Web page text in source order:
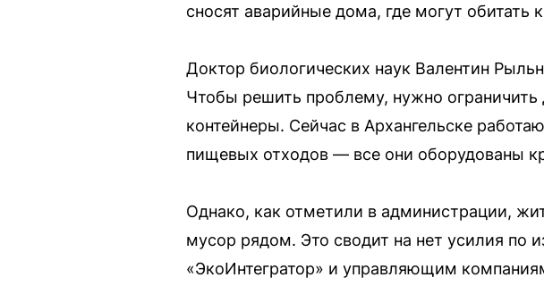
сносят аварийные дома, где могут обитать
Доктор биологических наук Валентин
Чтобы решить проблему, нужно
контейнеры. Сейчас в Архангельске
пищевых отходов — все они оборудованы
Однако, как отметили в администрации,
мусор рядом. Это сводит на нет усилия по
«ЭкоИнтегратор» и управляющим